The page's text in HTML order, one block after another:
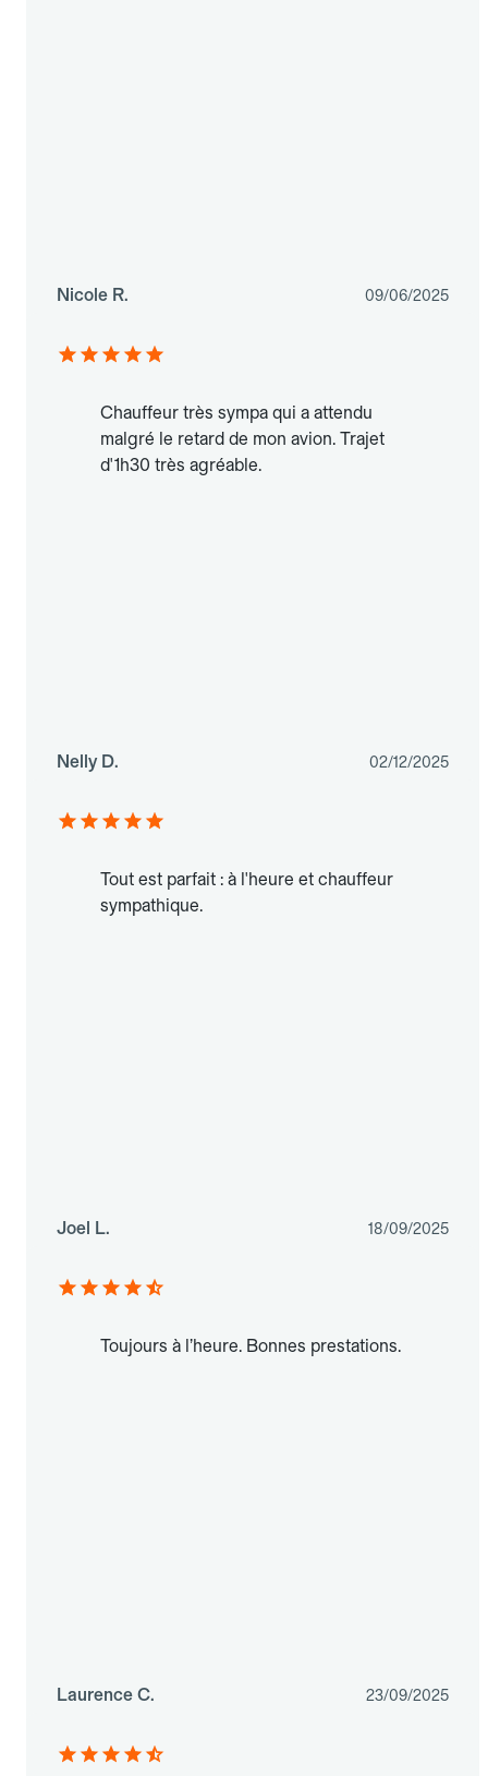
Nicole R. 09/06/2025
Chauffeur très sympa qui a attendu
malgré le retard de mon avion. Trajet
d'1h30 très agréable.
Nelly D. 02/12/2025
Tout est parfait : à l'heure et chauffeur
sympathique.
Joel L. 18/09/2025
Toujours à l’heure. Bonnes prestations.
Laurence C. 23/09/2025